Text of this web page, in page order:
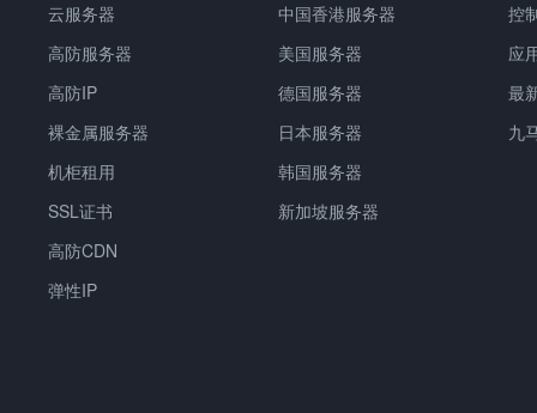
云服务器
高防服务器
高防IP
裸金属服务器
机柜租用
SSL证书
高防CDN
弹性IP
中国香港服务器
美国服务器
德国服务器
日本服务器
韩国服务器
新加坡服务器
控
应
最
九